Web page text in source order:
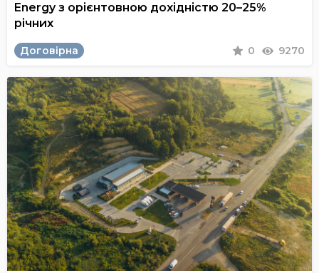
Energy з орієнтовною дохідністю 20–25%
річних
Договірна 0 9270